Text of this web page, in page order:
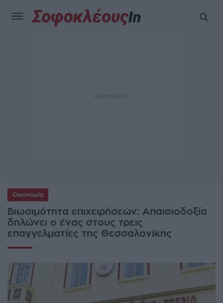
Οικονομία
Βιωσιμότητα επιχειρήσεών: Απαισιοδοξία
δηλώνει ο ένας στους τρεις
επαγγελματίες της Θεσσαλονίκης